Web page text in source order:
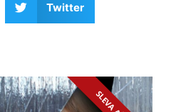
Twitter